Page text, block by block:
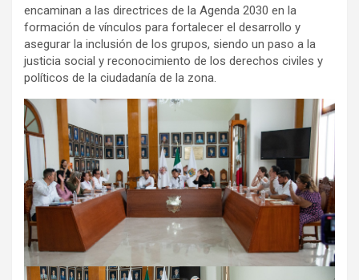
encaminan a las directrices de la Agenda 2030 en la
formación de vínculos para fortalecer el desarrollo y
asegurar la inclusión de los grupos, siendo un paso a la
justicia social y reconocimiento de los derechos civiles y
políticos de la ciudadanía de la zona.